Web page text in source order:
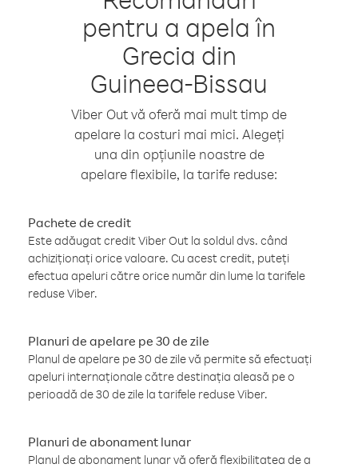
pentru a apela în
Grecia din
Guineea-Bissau
Viber Out vă oferă mai mult timp de
apelare la costuri mai mici. Alegeți
una din opțiunile noastre de
apelare flexibile, la tarife reduse:
Pachete de credit
Este adăugat credit Viber Out la soldul dvs. când
achiziționați orice valoare. Cu acest credit, puteți
efectua apeluri către orice număr din lume la tarifele
reduse Viber.
Planuri de apelare pe 30 de zile
Planul de apelare pe 30 de zile vă permite să efectuați
apeluri internaționale către destinația aleasă pe o
perioadă de 30 de zile la tarifele reduse Viber.
Planuri de abonament lunar
Planul de abonament lunar vă oferă flexibilitatea de a